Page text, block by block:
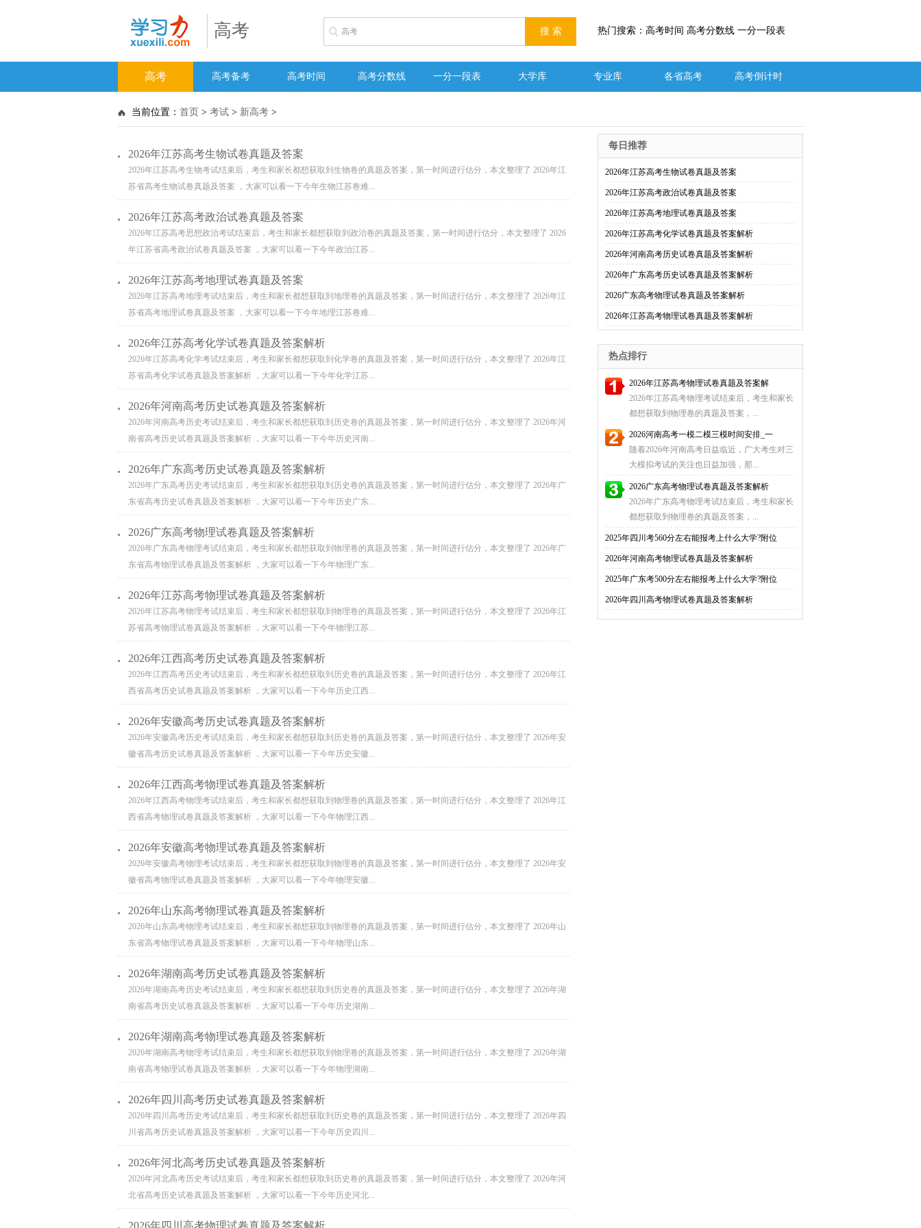
高考 热门搜索：高考时间 高考分数线 一分一段表
高考 高考备考 高考时间 高考分数线 一分一段表 大学库 专业库 各省高考 高考倒计时
当前位置： 首页 > 考试 > 新高考 >
2026年江苏高考生物试卷真题及答案
2026年江苏高考生物考试结束后，考生和家长都想获取到生物卷的真题及答案，第一时间进行估分，本文整理了 2026年江
苏省高考生物试卷真题及答案 ，大家可以看一下今年生物江苏卷难...
2026年江苏高考政治试卷真题及答案
2026年江苏高考思想政治考试结束后，考生和家长都想获取到政治卷的真题及答案，第一时间进行估分，本文整理了 2026
年江苏省高考政治试卷真题及答案 ，大家可以看一下今年政治江苏...
2026年江苏高考地理试卷真题及答案
2026年江苏高考地理考试结束后，考生和家长都想获取到地理卷的真题及答案，第一时间进行估分，本文整理了 2026年江
苏省高考地理试卷真题及答案 ，大家可以看一下今年地理江苏卷难...
2026年江苏高考化学试卷真题及答案解析
2026年江苏高考化学考试结束后，考生和家长都想获取到化学卷的真题及答案，第一时间进行估分，本文整理了 2026年江
苏省高考化学试卷真题及答案解析 ，大家可以看一下今年化学江苏...
2026年河南高考历史试卷真题及答案解析
2026年河南高考历史考试结束后，考生和家长都想获取到历史卷的真题及答案，第一时间进行估分，本文整理了 2026年河
南省高考历史试卷真题及答案解析 ，大家可以看一下今年历史河南...
2026年广东高考历史试卷真题及答案解析
2026年广东高考历史考试结束后，考生和家长都想获取到历史卷的真题及答案，第一时间进行估分，本文整理了 2026年广
东省高考历史试卷真题及答案解析 ，大家可以看一下今年历史广东...
2026广东高考物理试卷真题及答案解析
2026年广东高考物理考试结束后，考生和家长都想获取到物理卷的真题及答案，第一时间进行估分，本文整理了 2026年广
东省高考物理试卷真题及答案解析 ，大家可以看一下今年物理广东...
2026年江苏高考物理试卷真题及答案解析
2026年江苏高考物理考试结束后，考生和家长都想获取到物理卷的真题及答案，第一时间进行估分，本文整理了 2026年江
苏省高考物理试卷真题及答案解析 ，大家可以看一下今年物理江苏...
2026年江西高考历史试卷真题及答案解析
2026年江西高考历史考试结束后，考生和家长都想获取到历史卷的真题及答案，第一时间进行估分，本文整理了 2026年江
西省高考历史试卷真题及答案解析 ，大家可以看一下今年历史江西...
2026年安徽高考历史试卷真题及答案解析
2026年安徽高考历史考试结束后，考生和家长都想获取到历史卷的真题及答案，第一时间进行估分，本文整理了 2026年安
徽省高考历史试卷真题及答案解析 ，大家可以看一下今年历史安徽...
2026年江西高考物理试卷真题及答案解析
2026年江西高考物理考试结束后，考生和家长都想获取到物理卷的真题及答案，第一时间进行估分，本文整理了 2026年江
西省高考物理试卷真题及答案解析 ，大家可以看一下今年物理江西...
2026年安徽高考物理试卷真题及答案解析
2026年安徽高考物理考试结束后，考生和家长都想获取到物理卷的真题及答案，第一时间进行估分，本文整理了 2026年安
徽省高考物理试卷真题及答案解析 ，大家可以看一下今年物理安徽...
2026年山东高考物理试卷真题及答案解析
2026年山东高考物理考试结束后，考生和家长都想获取到物理卷的真题及答案，第一时间进行估分，本文整理了 2026年山
东省高考物理试卷真题及答案解析 ，大家可以看一下今年物理山东...
2026年湖南高考历史试卷真题及答案解析
2026年湖南高考历史考试结束后，考生和家长都想获取到历史卷的真题及答案，第一时间进行估分，本文整理了 2026年湖
南省高考历史试卷真题及答案解析 ，大家可以看一下今年历史湖南...
2026年湖南高考物理试卷真题及答案解析
2026年湖南高考物理考试结束后，考生和家长都想获取到物理卷的真题及答案，第一时间进行估分，本文整理了 2026年湖
南省高考物理试卷真题及答案解析 ，大家可以看一下今年物理湖南...
2026年四川高考历史试卷真题及答案解析
2026年四川高考历史考试结束后，考生和家长都想获取到历史卷的真题及答案，第一时间进行估分，本文整理了 2026年四
川省高考历史试卷真题及答案解析 ，大家可以看一下今年历史四川...
2026年河北高考历史试卷真题及答案解析
2026年河北高考历史考试结束后，考生和家长都想获取到历史卷的真题及答案，第一时间进行估分，本文整理了 2026年河
北省高考历史试卷真题及答案解析 ，大家可以看一下今年历史河北...
2026年四川高考物理试卷真题及答案解析
每日推荐
2026年江苏高考生物试卷真题及答案
2026年江苏高考政治试卷真题及答案
2026年江苏高考地理试卷真题及答案
2026年江苏高考化学试卷真题及答案解析
2026年河南高考历史试卷真题及答案解析
2026年广东高考历史试卷真题及答案解析
2026广东高考物理试卷真题及答案解析
2026年江苏高考物理试卷真题及答案解析
热点排行
2026年江苏高考物理试卷真题及答案解
2026年江苏高考物理考试结束后，考生和家长
都想获取到物理卷的真题及答案，...
2026河南高考一模二模三模时间安排_一
随着2026年河南高考日益临近，广大考生对三
大模拟考试的关注也日益加强，那...
2026广东高考物理试卷真题及答案解析
2026年广东高考物理考试结束后，考生和家长
都想获取到物理卷的真题及答案，...
2025年四川考560分左右能报考上什么大学?附位
2026年河南高考物理试卷真题及答案解析
2025年广东考500分左右能报考上什么大学?附位
2026年四川高考物理试卷真题及答案解析